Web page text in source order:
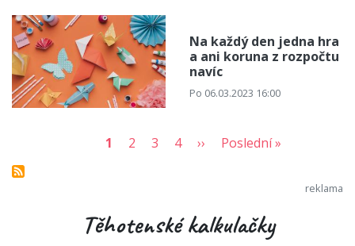
Na každý den jedna hra
a ani koruna z rozpočtu
navíc
Po 06.03.2023 16:00
1 2 3 4 ›› Poslední »
Těhotenské kalkulačky